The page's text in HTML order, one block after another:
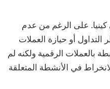
في كينيا. على الرغم من عدم
التداول أو حيازة العملات
بالعملات الرقمية ولكنه لم
في الأنشطة المتعلقة